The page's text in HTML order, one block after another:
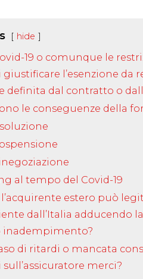
hide
19 o comunque le
giustificare l’esenzione
definita dal contratto o
le conseguenze della
al tempo del Covid-19
l’acquirente estero può
dall’Italia adducendo
inadempimento?
di ritardi o mancata
sull’assicuratore merci?